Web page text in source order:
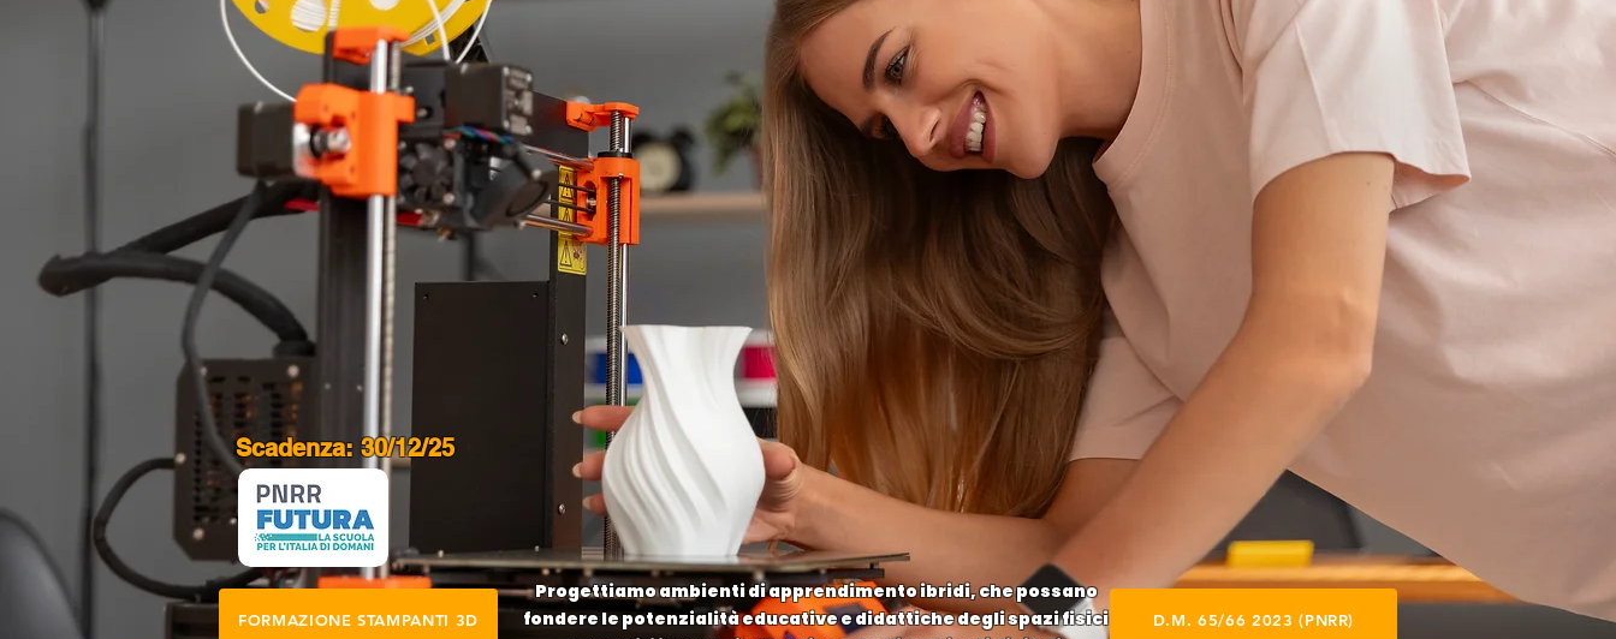
Scadenza: 30/12/25
FORMAZIONE STAMPANTI 3D
Progettiamo ambienti di apprendimento ibridi, che possano
fondere le potenzialità educative e didattiche degli spazi fisici
D.M. 65/66 2023 (PNRR)